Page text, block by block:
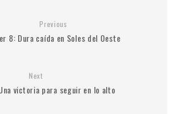
Previous
8: Dura caída en Soles del Oeste
Next
victoria para seguir en lo alto